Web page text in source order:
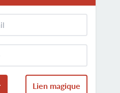
Lien magique